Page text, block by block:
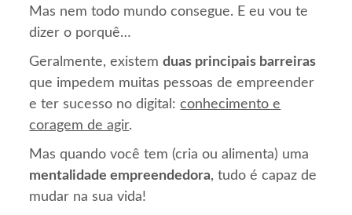
Mas nem todo mundo consegue. E eu vou te
dizer o porquê…
Geralmente, existemduas principais barreiras
que impedem muitas pessoas de empreender
e ter sucesso no digital:conhecimento e
coragem de agir.
Mas quando você tem (cria ou alimenta) uma
mentalidade empreendedora, tudo é capaz de
mudar na sua vida!